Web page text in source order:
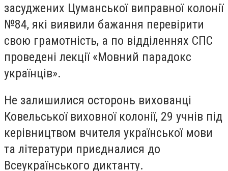
засуджених Цуманської виправної колонії
№84, які виявили бажання перевірити
свою грамотність, а по відділеннях СПС
проведені лекції «Мовний парадокс
українців».
Не залишилися осторонь вихованці
Ковельської виховної колонії, 29 учнів під
керівництвом вчителя української мови
та літератури приєдналися до
Всеукраїнського диктанту.